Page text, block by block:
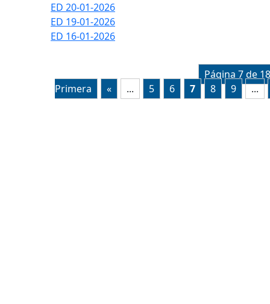
ED 20-01-2026
ED 19-01-2026
ED 16-01-2026
Página 7 de
Primera
« ... 5 6 7 8 9 ...